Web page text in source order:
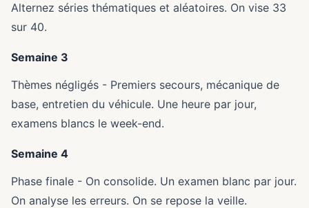
Alternez séries thématiques et aléatoires. On vise 33
sur 40.
Semaine 3
Thèmes négligés - Premiers secours, mécanique de
base, entretien du véhicule. Une heure par jour,
examens blancs le week-end.
Semaine 4
Phase finale - On consolide. Un examen blanc par jour.
On analyse les erreurs. On se repose la veille.